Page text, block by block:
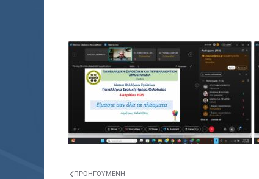
ΠΡΟΗΓΟΎΜΕΝΗ